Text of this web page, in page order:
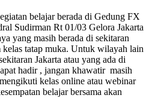
belajar berada di Gedung FX
Sudirman Rt 01/03 Gelora Jakarta
yang masih berada di sekitaran
kelas tatap muka. Untuk wilayah lain
Jakarta atau yang ada di
hadir , jangan khawatir masih
kelas online atau webinar
belajar bersama akan